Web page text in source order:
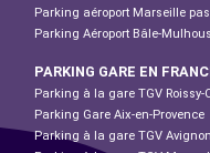
Parking aéroport Marseille
Parking Aéroport Bâle-
PARKING GARE EN
Parking à la gare TGV Roissy-
Parking Gare Aix-en-Provence
Parking à la gare TGV Avignon